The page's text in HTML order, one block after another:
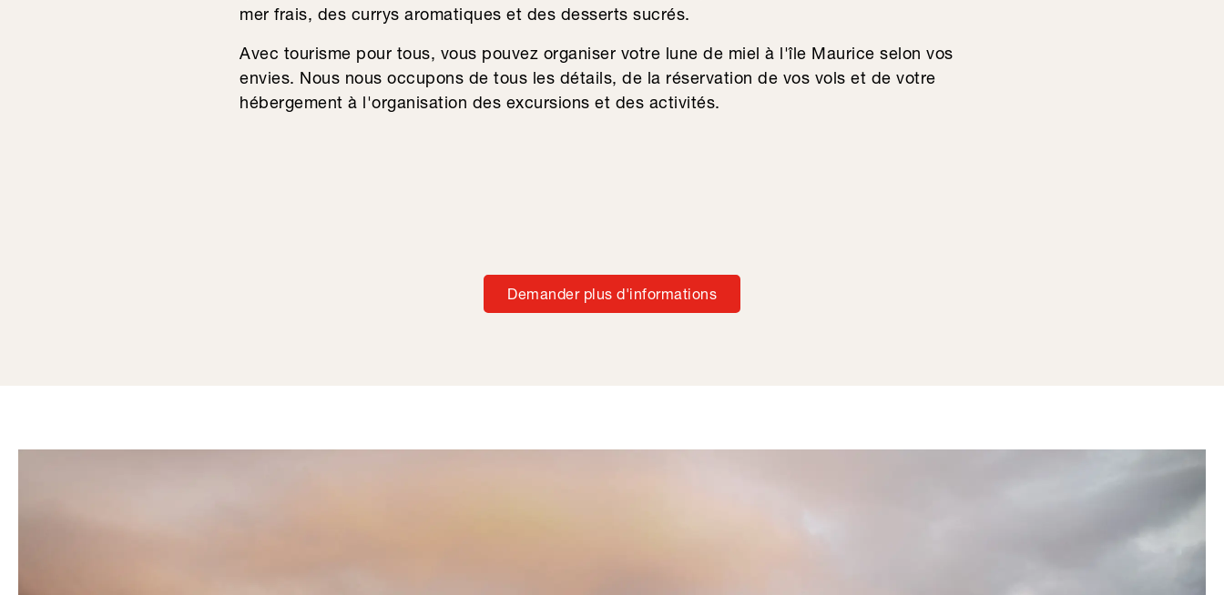
mer frais, des currys aromatiques et des desserts sucrés.
Avec tourisme pour tous, vous pouvez organiser votre lune de miel à l'île Maurice selon vos
envies. Nous nous occupons de tous les détails, de la réservation de vos vols et de votre
hébergement à l'organisation des excursions et des activités.
Demander plus d'informations